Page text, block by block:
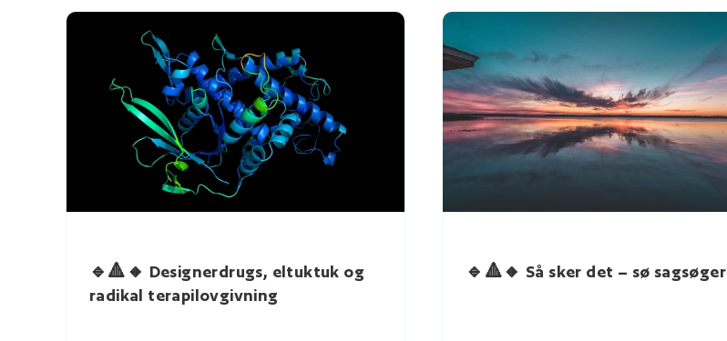
🔹🔺🔸 Designerdrugs, eltuktuk og
radikal terapilovgivning
🔹🔺🔸 Så sker det – sø sagsøger